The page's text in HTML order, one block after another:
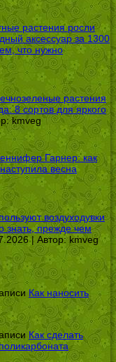
растения росли
аксессуар за 1300
что нужно
растения
8 сортов для яркого
kmveg
Гарнер: как
весна
воздуходувки
знать, прежде чем
| Автор:kmveg
Как наносить
Как сделать